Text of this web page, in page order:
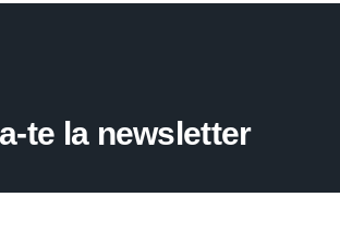
te la newsletter